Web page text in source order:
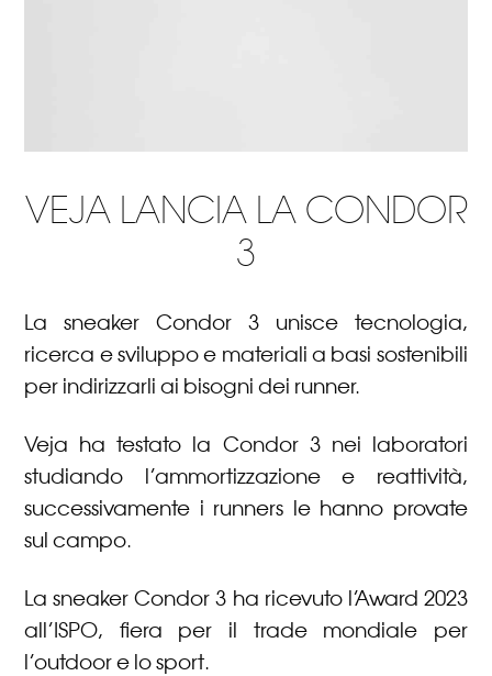
VEJA LANCIA LA CONDOR
3
La sneaker Condor 3 unisce tecnologia,
ricerca e sviluppo e materiali a basi sostenibili
per indirizzarli ai bisogni dei runner.
Veja ha testato la Condor 3 nei laboratori
studiando l’ammortizzazione e reattività,
successivamente i runners le hanno provate
sul campo.
La sneaker Condor 3 ha ricevuto l’Award 2023
all’ISPO, fiera per il trade mondiale per
l’outdoor e lo sport.